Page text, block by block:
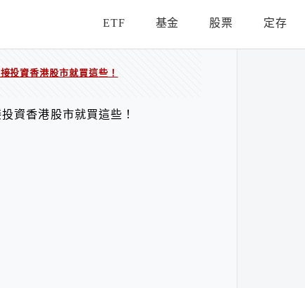
ETF 基金 股票 定存
投資香港股市就買這些！
資香港股市就買這些！